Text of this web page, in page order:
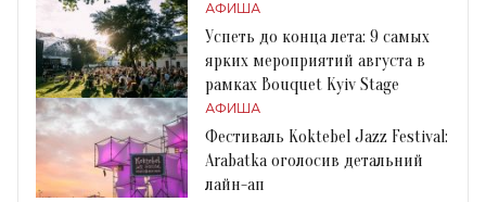
АФИША
Успеть до конца лета: 9 самых
ярких мероприятий августа в
рамках Bouquet Kyiv Stage
АФИША
Фестиваль Koktebel Jazz Festival:
Arabatka оголосив детальний
лайн-ап